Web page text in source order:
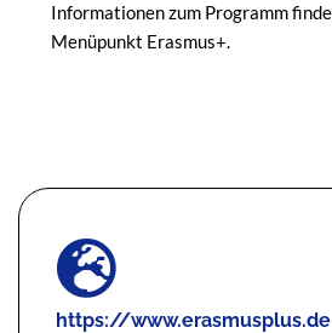
Informationen zum Programm
Menüpunkt Erasmus+.
https://www.erasmusplus.de